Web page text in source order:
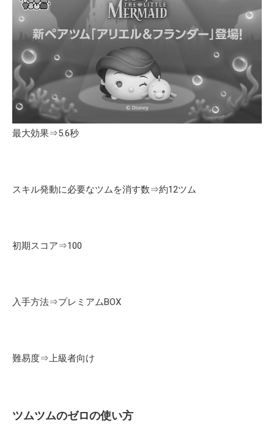
最大効果⇒5.6秒
スキル発動に必要なツムを消す数⇒約12ツム
初期スコア⇒100
入手方法⇒プレミアムBOX
難易度⇒上級者向け
ツムツムのゼロの使い方